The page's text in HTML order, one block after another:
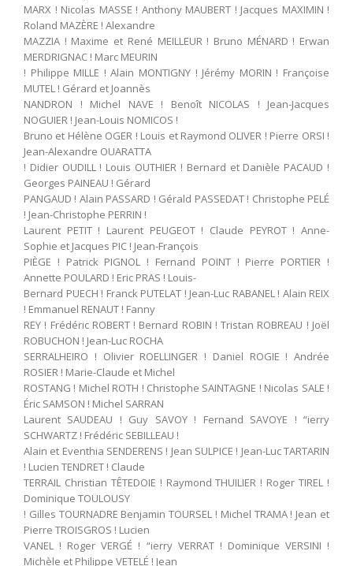
MARX ! Nicolas MASSE ! Anthony MAUBERT ! Jacques MAXIMIN !
Roland MAZÈRE ! Alexandre
MAZZIA ! Maxime et René MEILLEUR ! Bruno MÉNARD ! Erwan
MERDRIGNAC ! Marc MEURIN
! Philippe MILLE ! Alain MONTIGNY ! Jérémy MORIN ! Françoise
MUTEL ! Gérard et Joannès
NANDRON ! Michel NAVE ! Benoît NICOLAS ! Jean-Jacques
NOGUIER ! Jean-Louis NOMICOS !
Bruno et Hélène OGER ! Louis et Raymond OLIVER ! Pierre ORSI !
Jean-Alexandre OUARATTA
! Didier OUDILL ! Louis OUTHIER ! Bernard et Danièle PACAUD !
Georges PAINEAU ! Gérard
PANGAUD ! Alain PASSARD ! Gérald PASSEDAT ! Christophe PELÉ
! Jean-Christophe PERRIN !
Laurent PETIT ! Laurent PEUGEOT ! Claude PEYROT ! Anne-
Sophie et Jacques PIC ! Jean-François
PIÈGE ! Patrick PIGNOL ! Fernand POINT ! Pierre PORTIER !
Annette POULARD ! Eric PRAS ! Louis-
Bernard PUECH ! Franck PUTELAT ! Jean-Luc RABANEL ! Alain REIX
! Emmanuel RENAUT ! Fanny
REY ! Frédéric ROBERT ! Bernard ROBIN ! Tristan ROBREAU ! Joël
ROBUCHON ! Jean-Luc ROCHA
SERRALHEIRO ! Olivier ROELLINGER ! Daniel ROGIE ! Andrée
ROSIER ! Marie-Claude et Michel
ROSTANG ! Michel ROTH ! Christophe SAINTAGNE ! Nicolas SALE !
Éric SAMSON ! Michel SARRAN
Laurent SAUDEAU ! Guy SAVOY ! Fernand SAVOYE ! “ierry
SCHWARTZ ! Frédéric SEBILLEAU !
Alain et Eventhia SENDERENS ! Jean SULPICE ! Jean-Luc TARTARIN
! Lucien TENDRET ! Claude
TERRAIL Christian TÊTEDOIE ! Raymond THUILIER ! Roger TIREL !
Dominique TOULOUSY
! Gilles TOURNADRE Benjamin TOURSEL ! Michel TRAMA ! Jean et
Pierre TROISGROS ! Lucien
VANEL ! Roger VERGÉ ! “ierry VERRAT ! Dominique VERSINI !
Michèle et Philippe VETELÉ ! Jean